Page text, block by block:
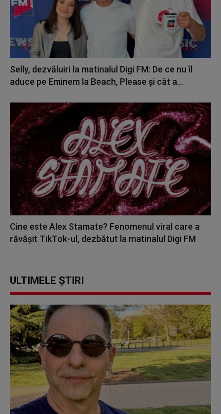
Selly, dezvăluiri la matinalul Digi FM: De ce nu îl
aduce pe Eminem la Beach, Please și cât a...
Cine este Alex Stamate? Fenomenul viral care a
răvășit TikTok-ul, dezbătut la matinalul Digi FM
ULTIMELE ȘTIRI